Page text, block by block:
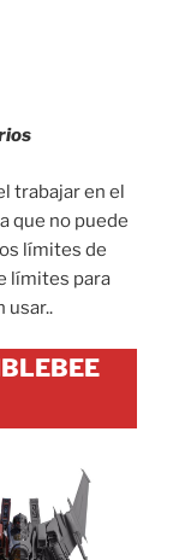
trabajar en el
que no puede
límites de
límites para
usar..